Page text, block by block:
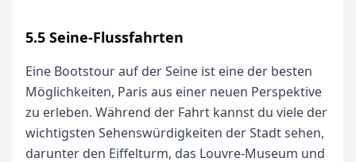
5.5 Seine-Flussfahrten
Eine Bootstour auf der Seine ist eine der besten
Möglichkeiten, Paris aus einer neuen Perspektive
zu erleben. Während der Fahrt kannst du viele der
wichtigsten Sehenswürdigkeiten der Stadt sehen,
darunter den Eiffelturm, das Louvre-Museum und